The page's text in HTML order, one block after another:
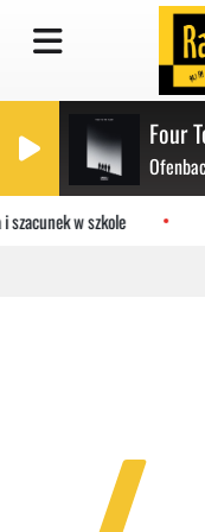
Four
szacunek w szkole